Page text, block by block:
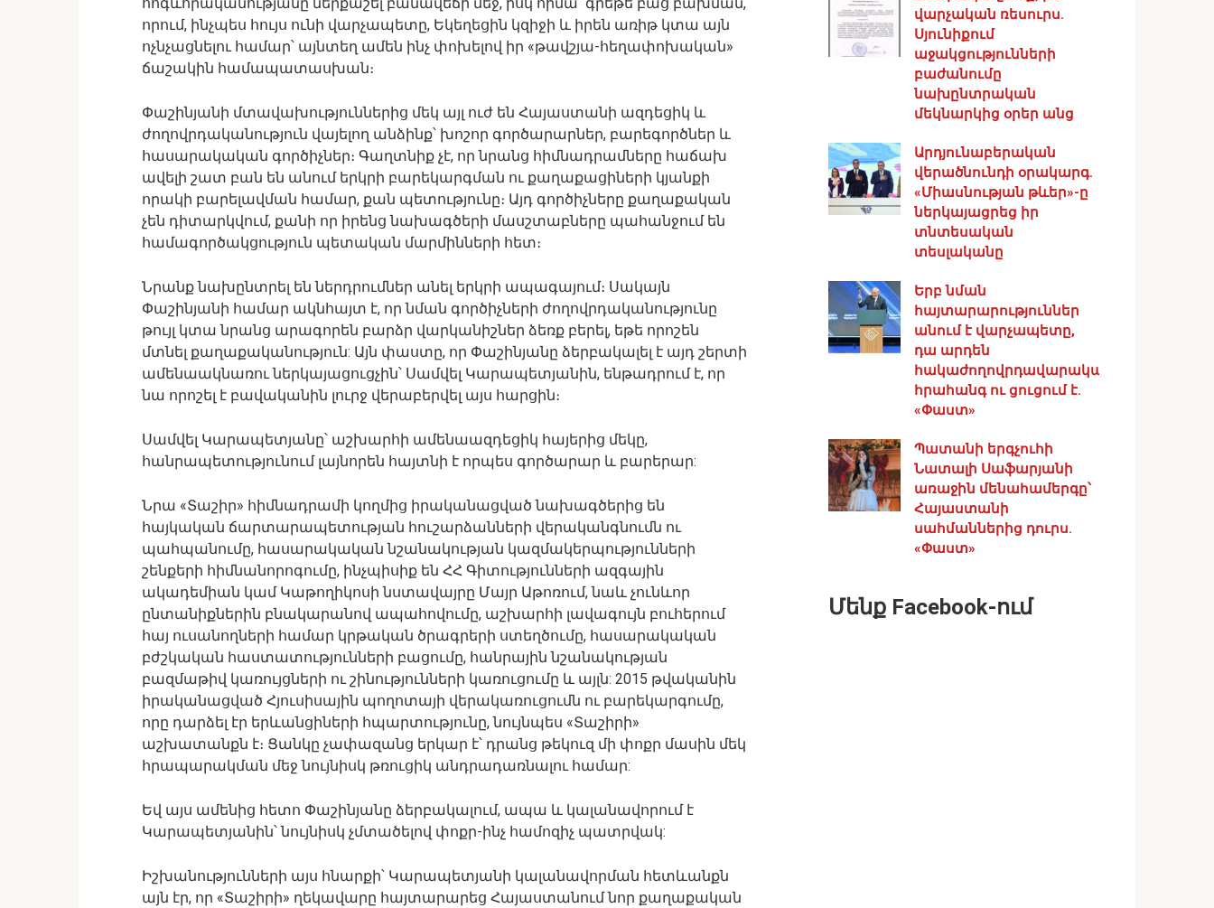
որում, ինչպես հույս ունի վարչապետը, Եկեղեցին կզիջի և իրեն առիթ կտա այն
ոչնչացնելու համար՝ այնտեղ ամեն ինչ փոխելով իր «թավշյա-հեղափոխական»
ճաշակին համապատասխան։
Փաշինյանի մտավախություններից մեկ այլ ուժ են Հայաստանի ազդեցիկ և
ժողովրդականություն վայելող անձինք՝ խոշոր գործարարներ, բարեգործներ և
հասարակական գործիչներ։ Գաղտնիք չէ, որ նրանց հիմնադրամները հաճախ
ավելի շատ բան են անում երկրի բարեկարգման ու քաղաքացիների կյանքի
որակի բարելավման համար, քան պետությունը։ Այդ գործիչները քաղաքական
չեն դիտարկվում, քանի որ իրենց նախագծերի մասշտաբները պահանջում են
համագործակցություն պետական մարմինների հետ։
Նրանք նախընտրել են ներդրումներ անել երկրի ապագայում։ Սակայն
Փաշինյանի համար ակնհայտ է, որ նման գործիչների ժողովրդականությունը
թույլ կտա նրանց արագորեն բարձր վարկանիշներ ձեռք բերել, եթե որոշեն
մտնել քաղաքականություն: Այն փաստը, որ Փաշինյանը ձերբակալել է այդ շերտի
ամենաակնառու ներկայացուցչին՝ Սամվել Կարապետյանին, ենթադրում է, որ
նա որոշել է բավականին լուրջ վերաբերվել այս հարցին։
Սամվել Կարապետյանը՝ աշխարհի ամենաազդեցիկ հայերից մեկը,
հանրապետությունում լայնորեն հայտնի է որպես գործարար և բարերար:
Նրա «Տաշիր» հիմնադրամի կողմից իրականացված նախագծերից են
հայկական ճարտարապետության հուշարձանների վերականգնումն ու
պահպանումը, հասարակական նշանակության կազմակերպությունների
շենքերի հիմնանորոգումը, ինչպիսիք են ՀՀ Գիտությունների ազգային
ակադեմիան կամ Կաթողիկոսի նստավայրը Մայր Աթոռում, նաև չունևոր
ընտանիքներին բնակարանով ապահովումը, աշխարհի լավագույն բուհերում
հայ ուսանողների համար կրթական ծրագրերի ստեղծումը, հասարակական
բժշկական հաստատությունների բացումը, հանրային նշանակության
բազմաթիվ կառույցների ու շինությունների կառուցումը և այլն: 2015 թվականին
իրականացված Հյուսիսային պողոտայի վերակառուցումն ու բարեկարգումը,
որը դարձել էր երևանցիների հպարտությունը, նույնպես «Տաշիրի»
աշխատանքն է։ Ցանկը չափազանց երկար է՝ դրանց թեկուզ մի փոքր մասին մեկ
հրապարակման մեջ նույնիսկ թռուցիկ անդրադառնալու համար:
Եվ այս ամենից հետո Փաշինյանը ձերբակալում, ապա և կալանավորում է
Կարապետյանին՝ նույնիսկ չմտածելով փոքր-ինչ համոզիչ պատրվակ:
Իշխանությունների այս հնարքի՝ Կարապետյանի կալանավորման հետևանքն
այն էր, որ «Տաշիրի» ղեկավարը հայտարարեց Հայաստանում նոր քաղաքական
վարչական ռեսուրս․
Սյունիքում
աջակցությունների
բաժանումը
նախընտրական
մեկնարկից օրեր անց
Արդյունաբերական
վերածնունդի օրակարգ․
«Միասնության թևեր»-ը
ներկայացրեց իր
տնտեսական
տեսլականը
Երբ նման
հայտարարություններ
անում է վարչապետը,
դա արդեն
հակաժողովրդավարական
հրահանգ ու ցուցում է.
«Փաստ»
Պատանի երգչուհի
Նատալի Սաֆարյանի
առաջին մենահամերգը՝
Հայաստանի
սահմաններից դուրս.
«Փաստ»
Մենք Facebook-ում